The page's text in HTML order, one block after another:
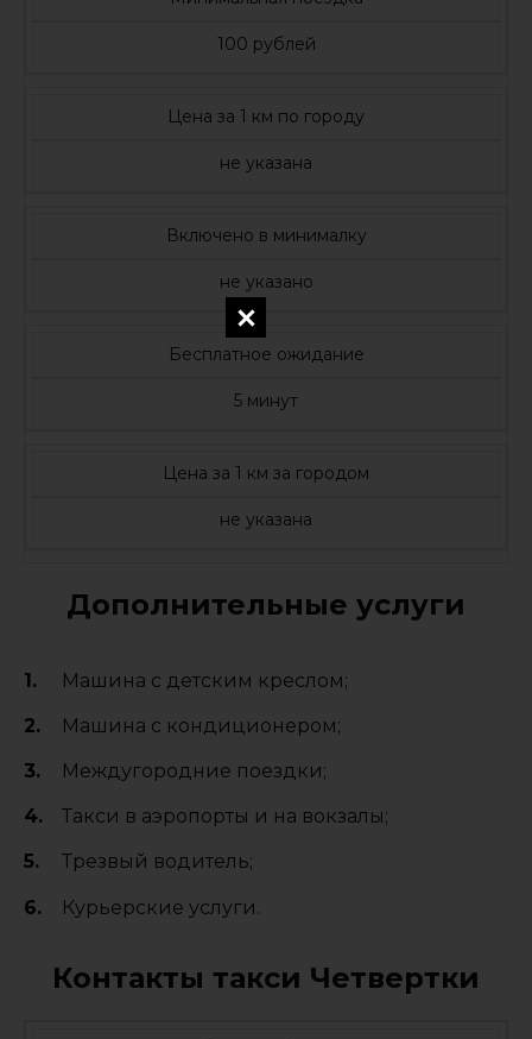
100 рублей
Цена за 1 км по городу
не указана
Включено в минималку
не указано
Бесплатное ожидание
5 минут
Цена за 1 км за городом
не указана
Дополнительные услуги
Машина с детским креслом;
Машина с кондиционером;
Междугородние поездки;
Такси в аэропорты и на вокзалы;
Трезвый водитель;
Курьерские услуги.
Контакты такси Четвертки